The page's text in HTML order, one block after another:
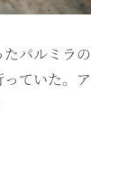
たパルミラの
ていた。ア